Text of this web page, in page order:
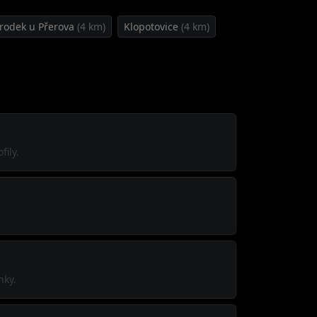
u Přerova (4 km) Klopotovice (4 km)